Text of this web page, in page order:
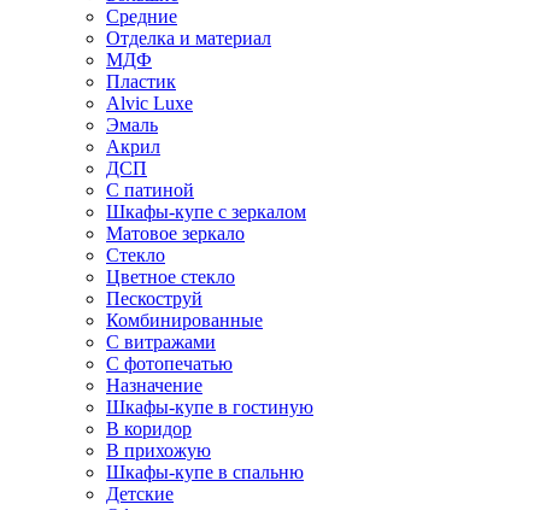
Средние
Отделка и материал
МДФ
Пластик
Alvic Luxe
Эмаль
Акрил
ДСП
С патиной
Шкафы-купе с зеркалом
Матовое зеркало
Стекло
Цветное стекло
Пескоструй
Комбинированные
С витражами
С фотопечатью
Назначение
Шкафы-купе в гостиную
В коридор
В прихожую
Шкафы-купе в спальню
Детские